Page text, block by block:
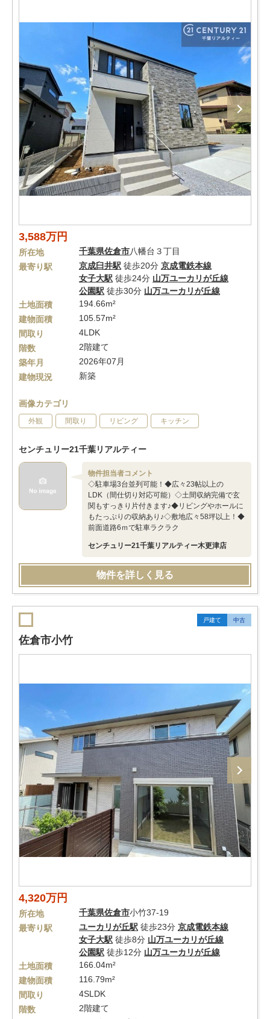
3,588万円
所在地 千葉県佐倉市八幡台３丁目
最寄り駅
京成臼井駅 徒歩20分 京成電鉄本線
女子大駅 徒歩24分 山万ユーカリが丘線
公園駅 徒歩30分 山万ユーカリが丘線
土地面積
194.66m²
建物面積
105.57m²
間取り
4LDK
階数
2階建て
築年月
2026年07月
建物現況
新築
画像カテゴリ
外観 間取り リビング キッチン
センチュリー21千葉リアルティー
物件担当者コメント
◇駐車場3台並列可能！◆広々23帖以上の
LDK（間仕切り対応可能）◇土間収納完備で玄
関もすっきり片付きます♪◆リビングやホールに
もたっぷりの収納あり♪◇敷地広々58坪以上！◆
前面道路6ｍで駐車ラクラク
センチュリー21千葉リアルティー木更津店
物件を詳しく見る
戸建て 中古
佐倉市小竹
4,320万円
所在地 千葉県佐倉市小竹37-19
最寄り駅
ユーカリが丘駅 徒歩23分 京成電鉄本線
女子大駅 徒歩8分 山万ユーカリが丘線
公園駅 徒歩12分 山万ユーカリが丘線
土地面積
166.04m²
建物面積
116.79m²
間取り
4SLDK
階数
2階建て